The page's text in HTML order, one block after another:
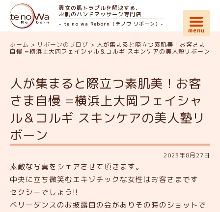
貴女の肌トラブルを解決する、
お肌のハンドマッサージ専門店
- te no wa Reborn（テノワ リボーン）-
ホーム > リボーンのブログ > 人が集まると際立つ素肌美！お客さま
自慢 =横浜上大岡フェイシャル＆コルギ スキンケアの美人塾リボーン
人が集まると際立つ素肌美！お客
さま自慢 =横浜上大岡フェイシャ
ル＆コルギ スキンケアの美人塾リ
ボーン
2023年8月27日
素敵な写真をシェアさせて頂きます。
中央に立ち微笑むエキゾチックな女性はお客さまです
セクシーでしょう!!
ベリーダンスのお披露目の会がありその時のショットで